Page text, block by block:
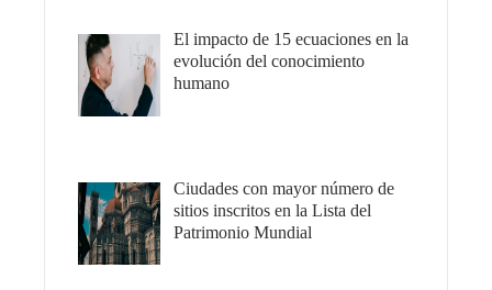
El impacto de 15 ecuaciones en la
evolución del conocimiento
humano
Ciudades con mayor número de
sitios inscritos en la Lista del
Patrimonio Mundial